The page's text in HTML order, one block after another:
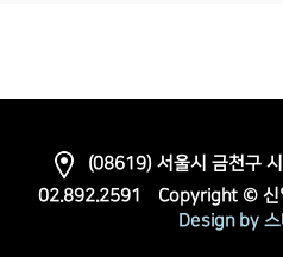
(08619) 서울시 금천구
02.892.2591
Copyright © 신
Design by